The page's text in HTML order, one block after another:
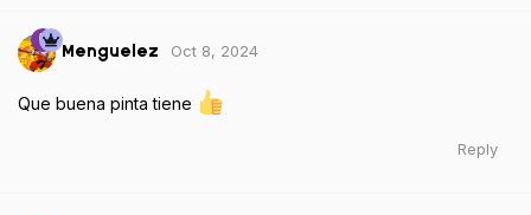
Menguelez Oct 8, 2024
Que buena pinta tiene
Reply